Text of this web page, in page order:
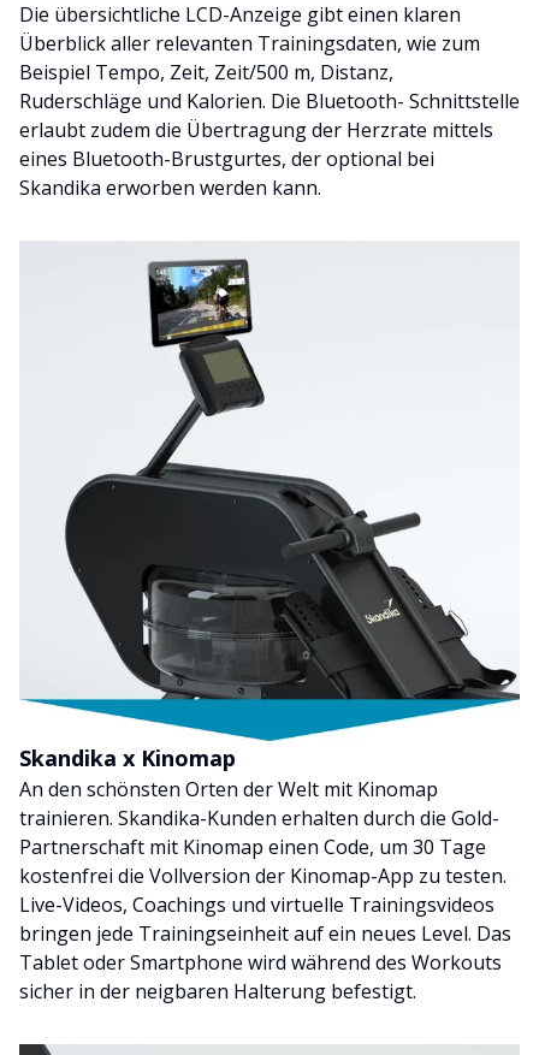
Die übersichtliche LCD-Anzeige gibt einen klaren
Überblick aller relevanten Trainingsdaten, wie zum
Beispiel Tempo, Zeit, Zeit/500 m, Distanz,
Ruderschläge und Kalorien. Die Bluetooth- Schnittstelle
erlaubt zudem die Übertragung der Herzrate mittels
eines Bluetooth-Brustgurtes, der optional bei
Skandika erworben werden kann.
Skandika x Kinomap
An den schönsten Orten der Welt mit Kinomap
trainieren. Skandika-Kunden erhalten durch die Gold-
Partnerschaft mit Kinomap einen Code, um 30 Tage
kostenfrei die Vollversion der Kinomap-App zu testen.
Live-Videos, Coachings und virtuelle Trainingsvideos
bringen jede Trainingseinheit auf ein neues Level. Das
Tablet oder Smartphone wird während des Workouts
sicher in der neigbaren Halterung befestigt.